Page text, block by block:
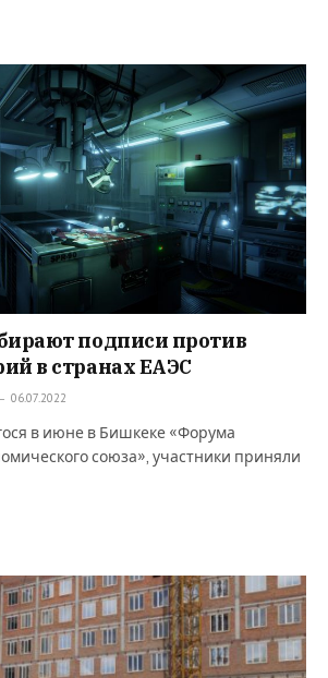
подписи против
в странах ЕАЭС
06.07.2022
в июне в Бишкеке «Форума
союза», участники приняли